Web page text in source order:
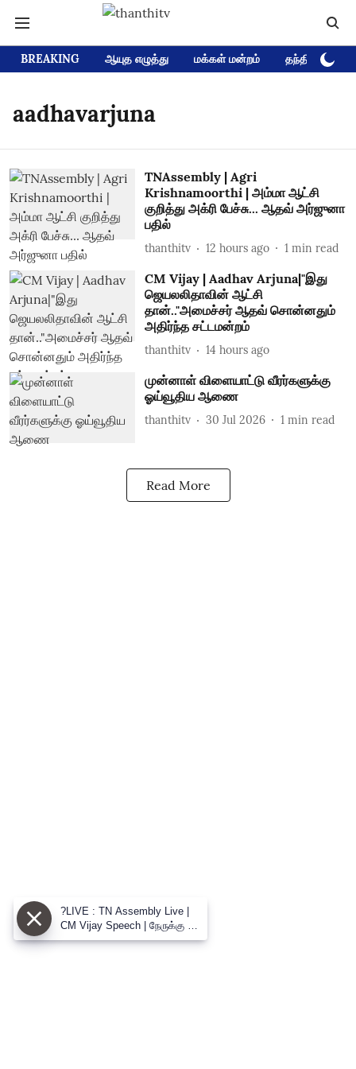
BREAKING ஆயுத எழுத்து மக்கள் மன்றம் தந்தி டிவி
aadhavarjuna
TNAssembly | Agri
Krishnamoorthi | அம்மா ஆட்சி
குறித்து அக்ரி பேச்சு... ஆதவ் அர்ஜுனா
பதில்
thanthitv 12 hours ago 1 min read
CM Vijay | Aadhav Arjuna|"இது
ஜெயலலிதாவின் ஆட்சி
தான்.."அமைச்சர் ஆதவ் சொன்னதும்
அதிர்ந்த சட்டமன்றம்
thanthitv 14 hours ago
முன்னாள் விளையாட்டு வீரர்களுக்கு
ஓய்வூதிய ஆணை
thanthitv 30 Jul 2026 1 min read
Read More
?LIVE : TN Assembly Live |
CM Vijay Speech | நேருக்கு நேர்
CM விஜய் vs உதய் மோதல்